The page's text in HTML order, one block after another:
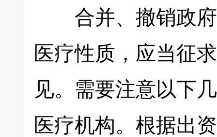
合并、撤销政府
医疗性质，应当征
见。需要注意以下
医疗机构。根据出